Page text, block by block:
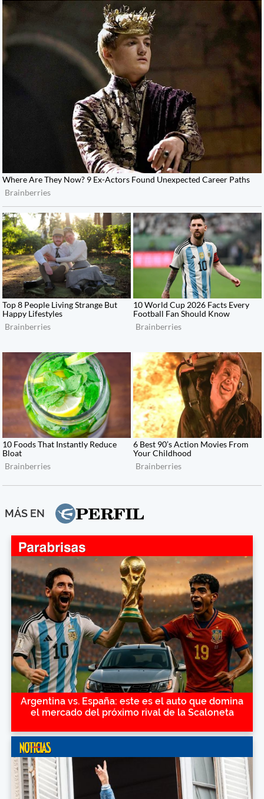
MÁS EN
Argentina vs. España: este es el auto que domina
el mercado del próximo rival de la Scaloneta